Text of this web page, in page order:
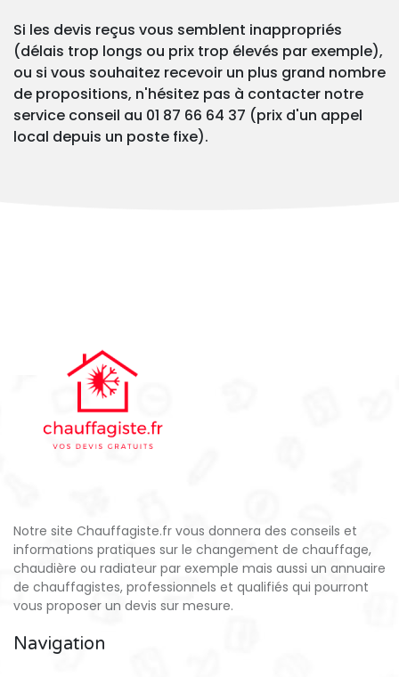
Si les devis reçus vous semblent inappropriés
(délais trop longs ou prix trop élevés par exemple),
ou si vous souhaitez recevoir un plus grand nombre
de propositions, n'hésitez pas à contacter notre
service conseil au 01 87 66 64 37 (prix d'un appel
local depuis un poste fixe).
Notre site Chauffagiste.fr vous donnera des conseils et
informations pratiques sur le changement de chauffage,
chaudière ou radiateur par exemple mais aussi un annuaire
de chauffagistes, professionnels et qualifiés qui pourront
vous proposer un devis sur mesure.
Navigation